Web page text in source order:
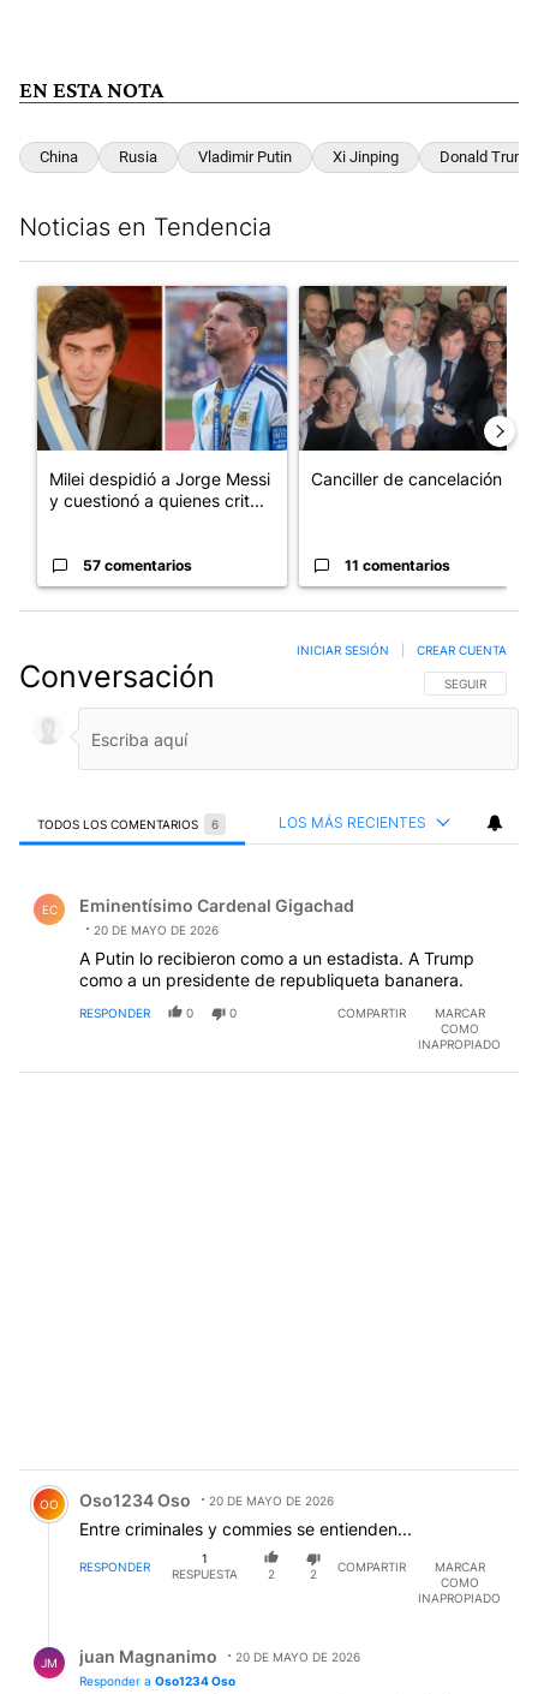
EN ESTA NOTA
China Rusia Vladimir Putin Xi Jinping Donald Trump
Noticias en Tendencia
Un artículo de tendencia con el título "Milei despidió a Jorge
Milei despidió a Jorge Messi
y cuestionó a quienes crit...
57 comentarios
Un artículo de tendencia con
Canciller de cancelación
11 comentarios
Conversación SIGA ESTA
SEGUIR
INICIAR SESIÓN CREAR CUENTA
TODOS LOS COMENTARIOS 6 LOS MÁS RECIENTES
EC Eminentísimo Cardenal Gigachad
20 DE MAYO DE 2026
A Putin lo recibieron como a un estadista. A Trump
como a un presidente de republiqueta bananera.
RESPONDER 0 0 COMPARTIR
MARCAR
COMO
INAPROPIADO
Comentario de Oso1234 Oso.
OO Oso1234 Oso 20 DE MAYO DE 2026
Entre criminales y commies se entienden...
RESPONDER
1
RESPUESTA
2 2
COMPARTIR
MARCAR
COMO
INAPROPIADO
JM juan Magnanimo
20 DE MAYO DE 2026
Responder a Oso1234 Oso